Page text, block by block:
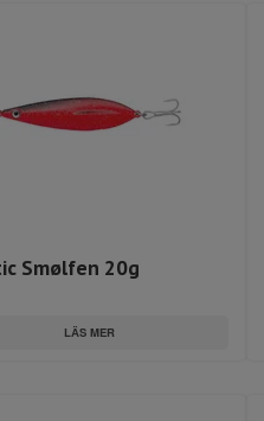
Smølfen 20g
LÄS MER